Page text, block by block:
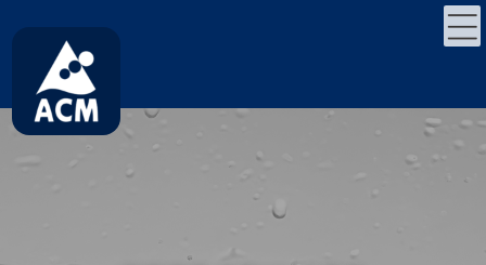
キ
ゲ
に
移